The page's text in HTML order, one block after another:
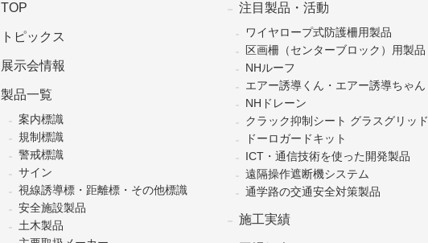
TOP
トピックス
展示会情報
製品一覧
案内標識
規制標識
警戒標識
サイン
視線誘導標・距離標・その他標識
安全施設製品
土木製品
注目製品・活動
ワイヤロープ式防護柵用製品
区画柵（センターブロック）用製品
NHルーフ
エアー誘導くん・エアー誘導ちゃん
NHドレーン
クラック抑制シート グラスグリッド
ドーロガードキット
ICT・通信技術を使った開発製品
遠隔操作遮断機システム
通学路の交通安全対策製品
施工実績